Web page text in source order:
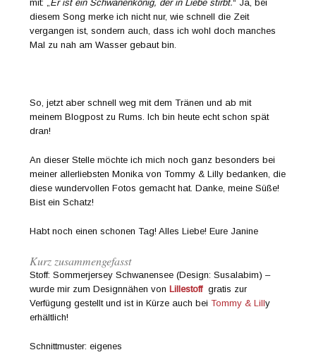
mit: „ Er ist ein Schwanenkönig, der in Liebe stirbt.“ Ja, bei
diesem Song merke ich nicht nur, wie schnell die Zeit
vergangen ist, sondern auch, dass ich wohl doch manches
Mal zu nah am Wasser gebaut bin.
So, jetzt aber schnell weg mit dem Tränen und ab mit
meinem Blogpost zu Rums. Ich bin heute echt schon spät
dran!
An dieser Stelle möchte ich mich noch ganz besonders bei
meiner allerliebsten Monika von Tommy & Lilly bedanken, die
diese wundervollen Fotos gemacht hat. Danke, meine Süße!
Bist ein Schatz!
Habt noch einen schonen Tag! Alles Liebe! Eure Janine
Kurz zusammengefasst
Stoff: Sommerjersey Schwanensee (Design: Susalabim) –
wurde mir zum Designnähen vonLillestoffgratis zur
Verfügung gestellt und ist in Kürze auch beiTommy & Lilly
erhältlich!
Schnittmuster: eigenes